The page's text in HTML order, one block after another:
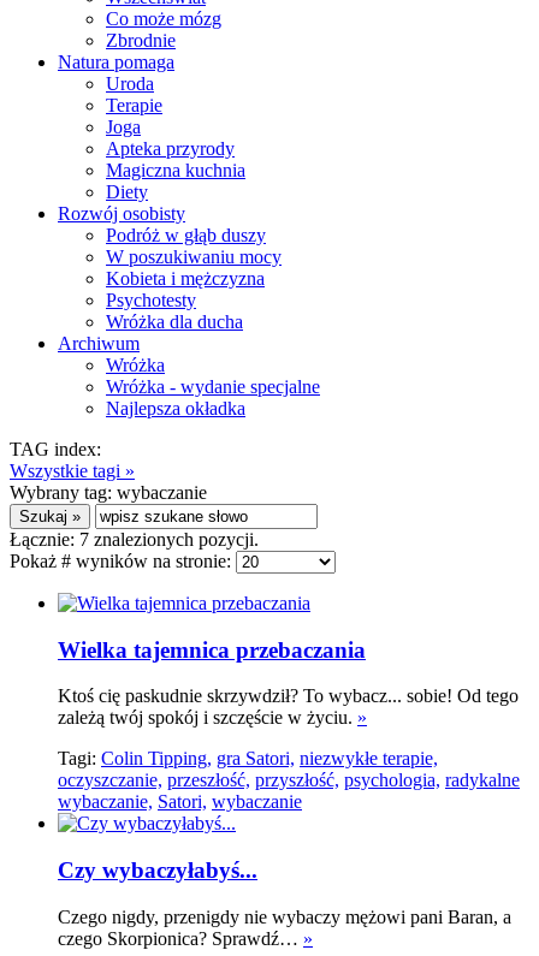
Co może mózg
Zbrodnie
Natura pomaga
Uroda
Terapie
Joga
Apteka przyrody
Magiczna kuchnia
Diety
Rozwój osobisty
Podróż w głąb duszy
W poszukiwaniu mocy
Kobieta i mężczyzna
Psychotesty
Wróżka dla ducha
Archiwum
Wróżka
Wróżka - wydanie specjalne
Najlepsza okładka
TAG index:
Wszystkie tagi »
Wybrany tag: wybaczanie
Łącznie: 7 znalezionych pozycji.
Pokaż # wyników na stronie:
Wielka tajemnica przebaczania
Ktoś cię paskudnie skrzywdził? To wybacz... sobie! Od tego
zależą twój spokój i szczęście w życiu. »
Tagi: Colin Tipping, gra Satori, niezwykłe terapie,
oczyszczanie, przeszłość, przyszłość, psychologia, radykalne
wybaczanie, Satori, wybaczanie
Czy wybaczyłabyś...
Czego nigdy, przenigdy nie wybaczy mężowi pani Baran, a
czego Skorpionica? Sprawdź… »